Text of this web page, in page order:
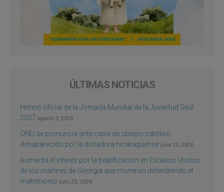
ÚLTIMAS NOTICIAS
Himno oficial de la Jornada Mundial de la Juventud Seúl
2027 agosto 3, 2026
ONU se pronuncia ante caso de obispo católico
desaparecido por la dictadura nicaragüense julio 25, 2026
Aumenta el interés por la beatificación en Estados Unidos
de los mártires de Georgia que murieron defendiendo el
matrimonio julio 25, 2026